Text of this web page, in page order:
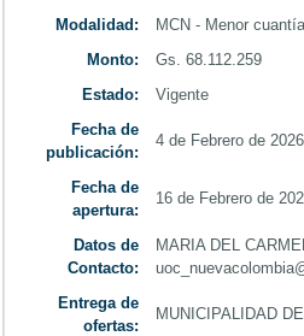
Modalidad:
MCN - Menor
Monto:
Gs. 68.112.259
Estado:
Vigente
Fecha de
publicación:
4 de Febrero de 2026
Fecha de
apertura:
16 de Febrero de
Datos de
Contacto:
MARIA DEL
Entrega de
ofertas:
MUNICIPALIDAD